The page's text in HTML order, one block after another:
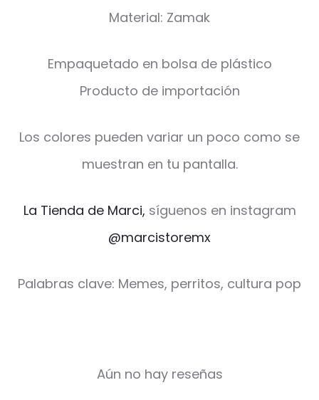
Material: Zamak
Empaquetado en bolsa de plástico
Producto de importación
Los colores pueden variar un poco como se
muestran en tu pantalla.
La Tienda de Marci, síguenos en instagram
@marcistoremx
Palabras clave: Memes, perritos, cultura pop
Aún no hay reseñas